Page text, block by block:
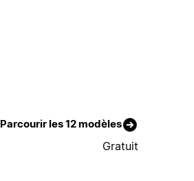
Parcourir les 12 modèles
Gratuit